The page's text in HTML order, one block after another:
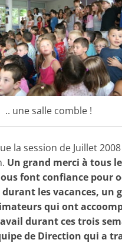
.. une salle comble !
la session de Juillet
Un grand merci à tous
font confiance pour
les vacances, un
qui ont
durant ces trois
de Direction qui a